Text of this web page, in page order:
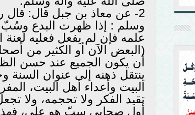
2- عن معاذ بن جبل قال: قال
وسلم : إذا ظهرت البدع وسُبّ
علمه فإن لم يفعل فعليه لعنة
(البعض الآن أو الكثير من
أن يكون الجميع عند حسن
ينتقل ذهنه إلى عنوان السنة
البيت وأعداء أهل البيت،
تقيد الفكر ولا تحجمه، ولا
أول صحابي سبّ هو علي،